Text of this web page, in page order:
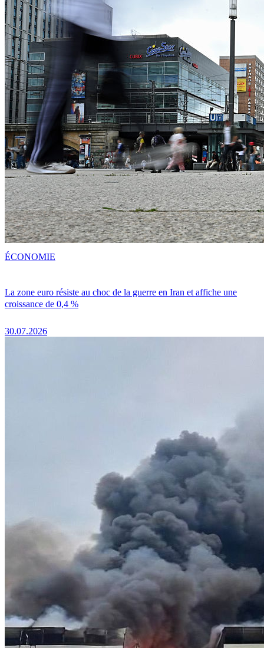
La zone euro résiste au choc de la guerre en Iran et affiche une
croissance de 0,4 %
30.07.2026
ÉCONOMIE